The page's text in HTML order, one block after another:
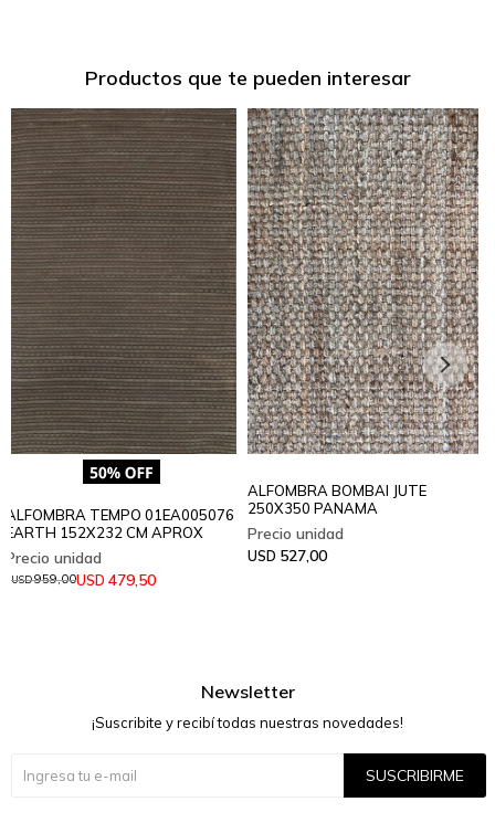
Productos que te pueden interesar
ALFOMBRA TEMPO 01EA005076
EARTH 152X232 CM APROX
USD 479,50
USD959,00
ALFOMBRA BOMBAI JUTE
250X350 PANAMA
USD 527,00
Newsletter
¡Suscribite y recibí todas nuestras novedades!
SUSCRIBIRME